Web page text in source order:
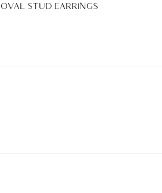
OVAL STUD EARRINGS